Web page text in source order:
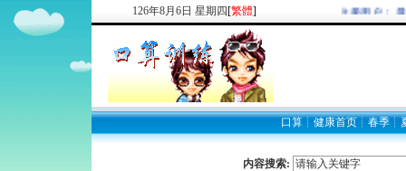
126年8月 6日 星期四 [繁體] 欢迎新注册用户： 最
口算 ┊ 健康首页 ┊ 春季 ┊
内容搜索: